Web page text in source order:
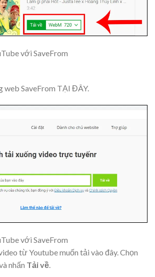
với SaveFrom
web SaveFrom TẠI ĐÂY.
với SaveFrom
từ Youtube muốn tải vào đây. Chọn
nhấn Tải về.